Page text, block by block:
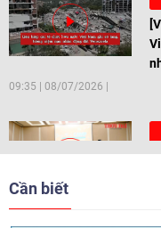
09:35 08/07/2026
Cần biết